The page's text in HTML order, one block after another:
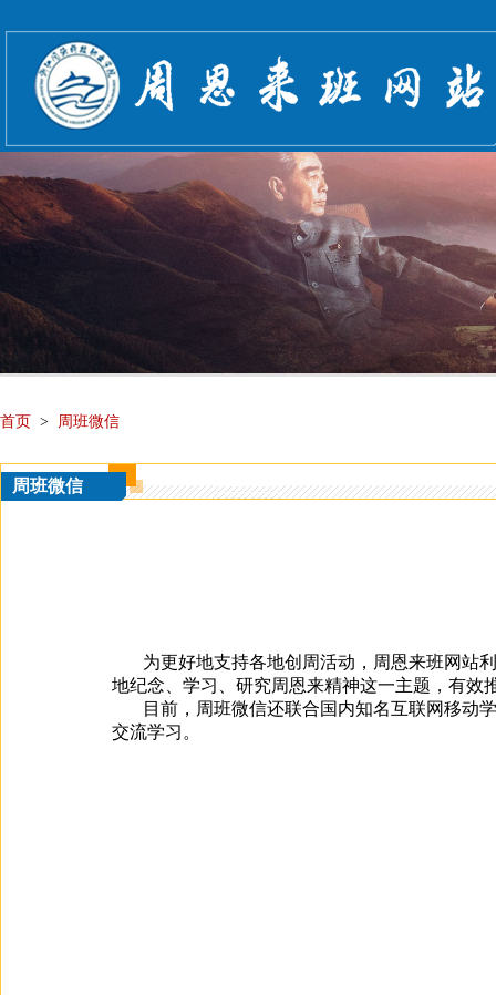
首页 > 周班微信
周班微信
为更好地支持各地创周活动，周恩来班网站
地纪念、学习、研究周恩来精神这一主题，有效
目前，周班微信还联合国内知名互联网移动
交流学习。